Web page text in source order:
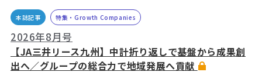
本誌記事 特集・Growth Companies
2026年8月号
【JA三井リース九州】中計折り返しで基盤から成果創
出へ／グループの総合力で地域発展へ貢献